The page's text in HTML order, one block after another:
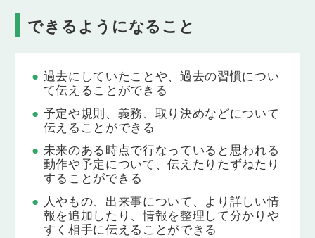
"call me back"や”write it down"などの句動詞を使っ
て英語の表現力を磨き、より自然な言い回しで相手
Lesson 11
反復を表す進行形
「彼女はいつも～しています」のように、人の反復
動作や習慣について伝えられるようになります。
Lesson 12
未来進行形
「明日の今頃は公園をジョギングしているでしょ
う」のように、未来のある時点でしている予定のこ
とについて伝えられるようになります。
できるようになること
過去にしていたことや、過去の習慣につい
て伝えることができる
予定や規則、義務、取り決めなどについて
伝えることができる
未来のある時点で行なっていると思われる
動作や予定について、伝えたりたずねたり
することができる
人やもの、出来事について、より詳しい情
報を追加したり、情報を整理して分かりや
すく相手に伝えることができる